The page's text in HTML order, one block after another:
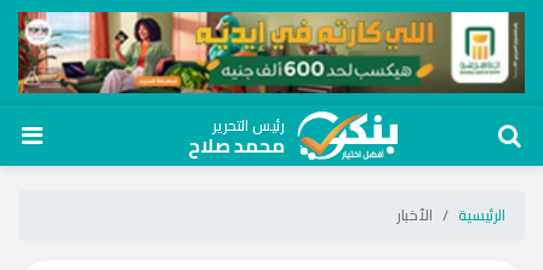
رئيس التحرير
محمد صلاح
الرئيسية الأخبار